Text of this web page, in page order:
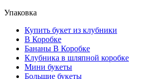
Упаковка
Купить букет из клубники
В Коробке
Бананы В Коробке
Клубника в шляпной коробке
Мини букеты
Большие букеты